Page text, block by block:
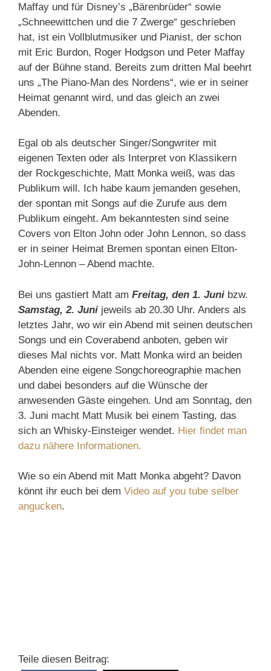
Maffay und für Disney’s „Bärenbrüder“ sowie
„Schneewittchen und die 7 Zwerge“ geschrieben
hat, ist ein Vollblutmusiker und Pianist, der schon
mit Eric Burdon, Roger Hodgson und Peter Maffay
auf der Bühne stand. Bereits zum dritten Mal beehrt
uns „The Piano-Man des Nordens“, wie er in seiner
Heimat genannt wird, und das gleich an zwei
Abenden.
Egal ob als deutscher Singer/Songwriter mit
eigenen Texten oder als Interpret von Klassikern
der Rockgeschichte, Matt Monka weiß, was das
Publikum will. Ich habe kaum jemanden gesehen,
der spontan mit Songs auf die Zurufe aus dem
Publikum eingeht. Am bekanntesten sind seine
Covers von Elton John oder John Lennon, so dass
er in seiner Heimat Bremen spontan einen Elton-
John-Lennon – Abend machte.
Bei uns gastiert Matt am Freitag, den 1. Juni bzw.
Samstag, 2. Juni jeweils ab 20.30 Uhr. Anders als
letztes Jahr, wo wir ein Abend mit seinen deutschen
Songs und ein Coverabend anboten, geben wir
dieses Mal nichts vor. Matt Monka wird an beiden
Abenden eine eigene Songchoreographie machen
und dabei besonders auf die Wünsche der
anwesenden Gäste eingehen. Und am Sonntag, den
3. Juni macht Matt Musik bei einem Tasting, das
sich an Whisky-Einsteiger wendet. Hier findet man
dazu nähere Informationen.
Wie so ein Abend mit Matt Monka abgeht? Davon
könnt ihr euch bei dem Video auf you tube selber
angucken.
Teile diesen Beitrag: